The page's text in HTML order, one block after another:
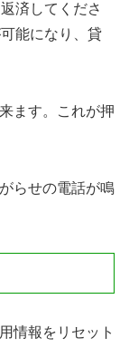
済してくださ
能になり、貸
ます。これが押
らせの電話が鳴
情報をリセット